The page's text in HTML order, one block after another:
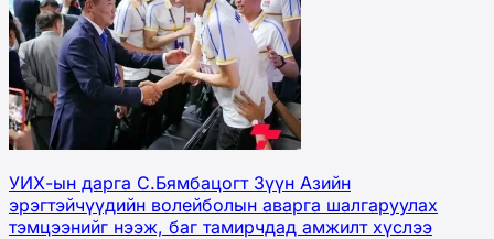
УИХ-ын дарга С.Бямбацогт Зүүн Азийн
эрэгтэйчүүдийн волейболын аварга шалгаруулах
тэмцээнийг нээж, баг тамирчдад амжилт хүслээ